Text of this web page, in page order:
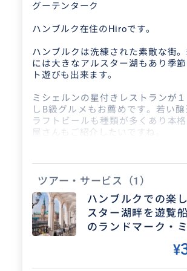
ころ案内していただきまし
電車，バス，船，電動バイク
験ができました。夕食のシーフ
トラン最高でした。又来る機
らぜひよろしくお願いいたし
がと...
グーテンターク
ハンブルク在住のHiroです。
ハンブルクは洗練された素敵な街
には大きなアルスター湖もあり季
ト遊びも出来ます。
ミシェルンの星付きレストランが
しB級グルメもお薦めです。若い
ラフトビールも種類が多くあり本
屋さんもご紹介したいですね。
世界遺産の倉庫街、世界一の規模
アランド、フィッシュマルクト、
殿より部屋数が多い市庁舎のツアー
が無名時代を過ごしたレーパーバー
っくり走る遊覧船（ちなみにハン
の数は水の都ヴェネツィアより多い
街のシンボルであるミヒャエル教会
ブルクを一望することもお忘れなく
ツアー・サービス （1）
ハンブルクでの楽
スター湖畔を遊覧
のランドマーク・
会、世界遺産の倉
ル屋さん、ショッ
ど沢山あります！
¥